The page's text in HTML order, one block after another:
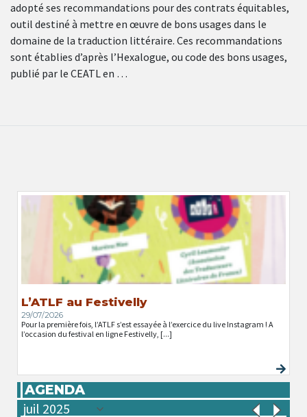
adopté ses recommandations pour des contrats équitables,
outil destiné à mettre en œuvre de bons usages dans le
domaine de la traduction littéraire. Ces recommandations
sont établies d’après l’Hexalogue, ou code des bons usages,
publié par le CEATL en …
L’ATLF au Festivelly
29/07/2026
Pour la première fois, l’ATLF s’est essayée à l’exercice du live Instagram ! A
l’occasion du festival en ligne Festivelly, [...]
AGENDA